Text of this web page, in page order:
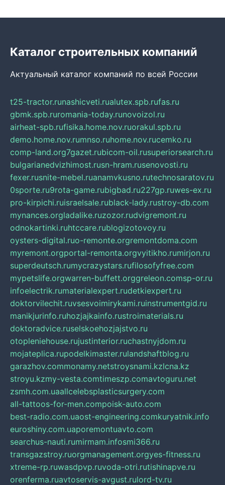
Каталог строительных компаний
Актуальный каталог компаний по всей России
t25-tractor.runashicveti.rualutex.spb.rufas.ru
gbmk.spb.ruromania-today.runovoizol.ru
airheat-spb.rufisika.home.nov.ruorakul.spb.ru
demo.home.nov.rumnso.ruhome.nov.rucemko.ru
comp-land.org7gazet.rubicom-oil.rusuperiorsearch.ru
bulgarianedvizhimost.rusn-hram.rusenovosti.ru
fexer.rusnite-mebel.ruanamvkusno.rutechnosaratov.ru
0sporte.ru9rota-game.rubigbad.ru227gp.ruwes-ex.ru
pro-kirpichi.ruisraelsale.rublack-lady.rustroy-db.com
mynances.orgladalike.ruzozor.rudvigremont.ru
odnokartinki.ruhtccare.rublogizotovoy.ru
oysters-digital.ruo-remonte.orgremontdoma.com
myremont.orgportal-remonta.orgvyitikho.rumirjon.ru
superdeutsch.rumycrazystars.rufilosofyfree.com
mypetslife.orgwarren-buffett.orggreleon.comsp-or.ru
infoelectrik.rumaterialexpert.rudetkiexpert.ru
doktorvilechit.ruvsesvoimirykami.ruinstrumentgid.ru
manikjurinfo.ruhozjajkainfo.rustroimaterials.ru
doktoradvice.ruselskoehozjajstvo.ru
otopleniehouse.rujustinterior.ruchastnyjdom.ru
mojateplica.rupodelkimaster.rulandshaftblog.ru
garazhov.commonamy.netstroysnami.kzlcna.kz
stroyu.kzmy-vesta.comtimeszp.comavtoguru.net
zsmh.com.uaallcelebsplasticsurgery.com
all-tattoos-for-men.compoisk-auto.com
best-radio.com.uaost-engineering.comkuryatnik.info
euroshiny.com.uaporemontuavto.com
searchus-nauti.rumirmam.infosmi366.ru
transgazstroy.ruorgmanagement.orgyes-fitness.ru
xtreme-rp.ruwasdpvp.ruvoda-otri.rutishinapve.ru
orenferma.ruavtoservis-avgust.rulord-tv.ru